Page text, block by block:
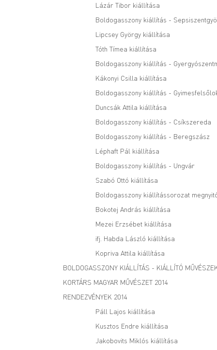
Lázár Tibor kiállítása
Boldogasszony kiállítás -
Lipcsey György kiállítása
Tóth Tímea kiállítása
Boldogasszony kiállítás -
Kákonyi Csilla kiállítása
Boldogasszony kiállítás -
Duncsák Attila kiállítása
Boldogasszony kiállítás - Csíkszereda
Boldogasszony kiállítás - Beregszász
Léphaft Pál kiállítása
Boldogasszony kiállítás - Ungvár
Szabó Ottó kiállítása
Boldogasszony kiállítássorozat
Bokotej András kiállítása
Mezei Erzsébet kiállítása
ifj. Habda László kiállítása
Kopriva Attila kiállítása
BOLDOGASSZONY KIÁLLÍTÁS - KIÁLLÍTÓ
KORTÁRS MAGYAR MŰVÉSZET 2014
RENDEZVÉNYEK 2014
Páll Lajos kiállítása
Kusztos Endre kiállítása
Jakobovits Miklós kiállítása